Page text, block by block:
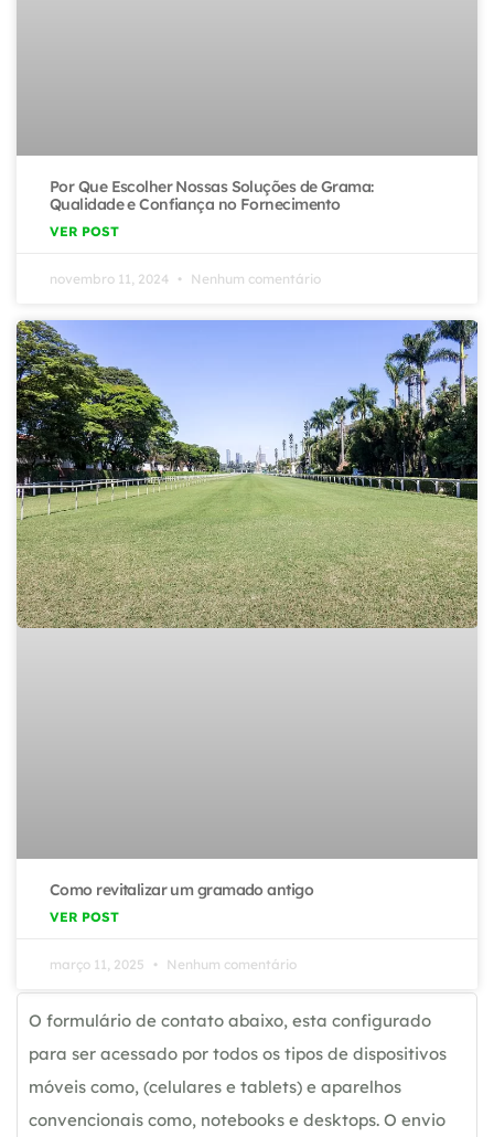
Por Que Escolher Nossas Soluções de Grama:
Qualidade e Confiança no Fornecimento
VER POST
novembro 11, 2024 Nenhum comentário
Como revitalizar um gramado antigo
VER POST
março 11, 2025 Nenhum comentário
O formulário de contato abaixo, esta configurado
para ser acessado por todos os tipos de dispositivos
móveis como, (celulares e tablets) e aparelhos
convencionais como, notebooks e desktops. O envio